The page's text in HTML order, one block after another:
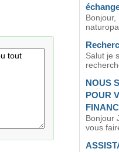
Salut je
NOUS
POUR
Bonjour
vous